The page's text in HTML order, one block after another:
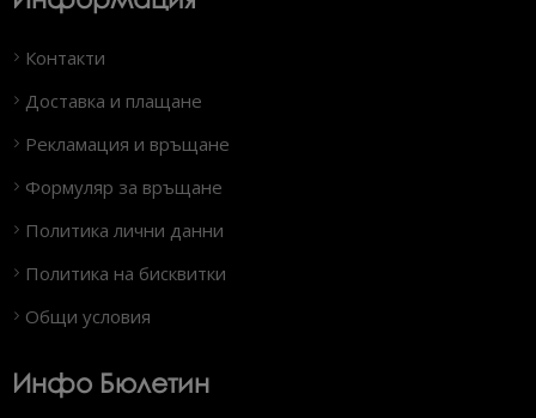
Контакти
Доставка и плащане
Рекламация и връщане
Формуляр за връщане
Политика лични данни
Политика на бисквитки
Общи условия
Инфо Бюлетин